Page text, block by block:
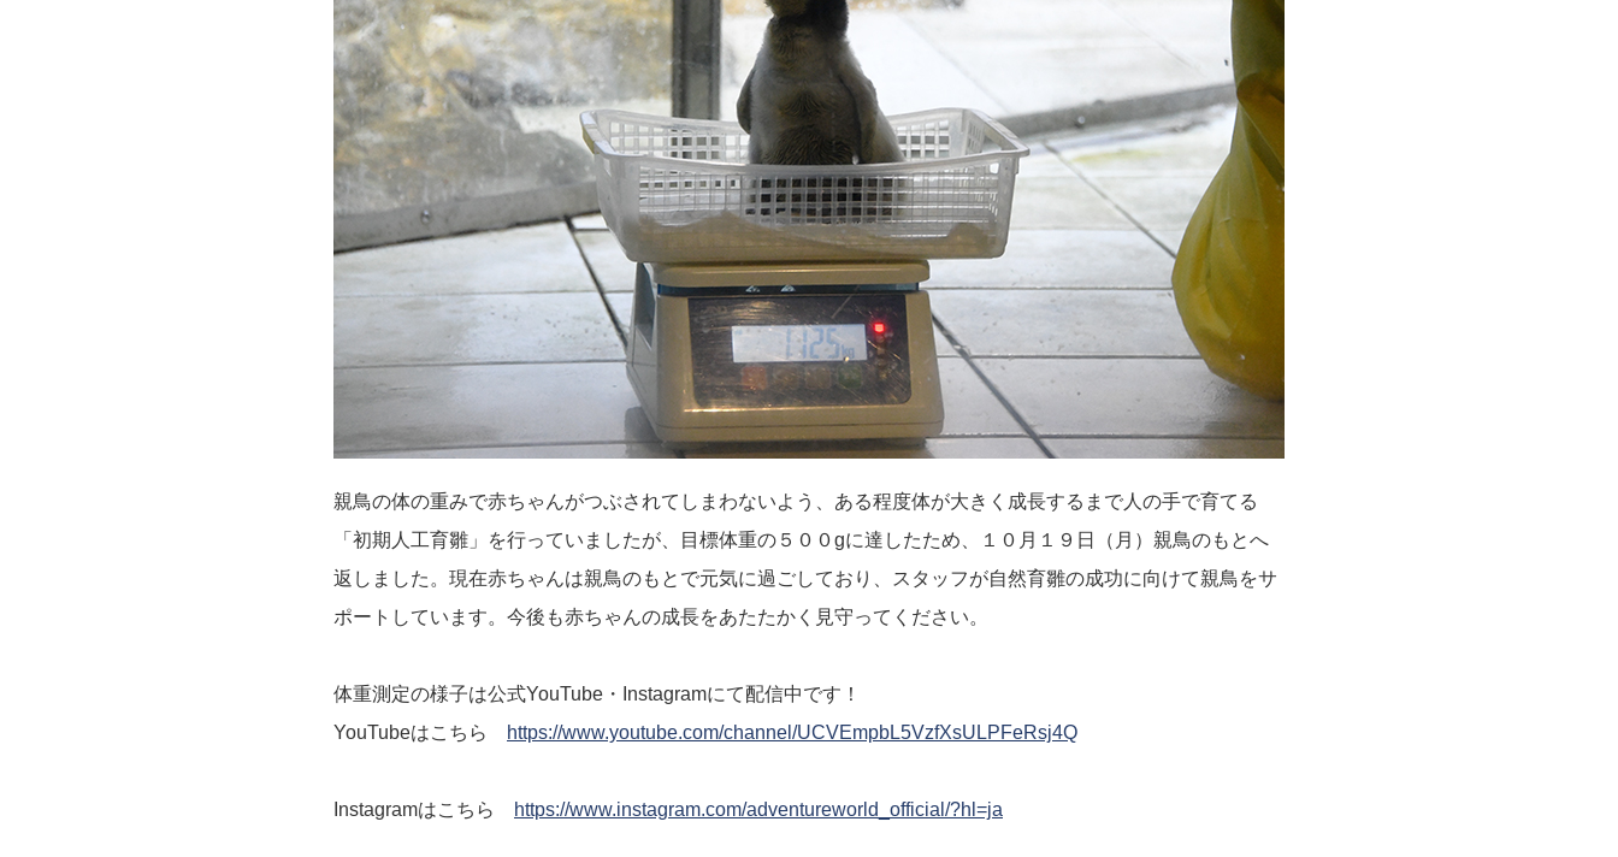
親鳥の体の重みで赤ちゃんがつぶされてしまわないよう、ある程度体が大きく成長するまで人の手で育てる
「初期人工育雛」を行っていましたが、目標体重の５００gに達したため、１０月１９日（月）親鳥のもとへ
返しました。現在赤ちゃんは親鳥のもとで元気に過ごしており、スタッフが自然育雛の成功に向けて親鳥をサ
ポートしています。今後も赤ちゃんの成長をあたたかく見守ってください。
体重測定の様子は公式YouTube・Instagramにて配信中です！
YouTubeはこちら
https://www.youtube.com/channel/UCVEmpbL5VzfXsULPFeRsj4Q
Instagramはこちら https://www.instagram.com/adventureworld_official/?hl=ja